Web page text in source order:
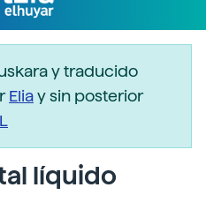
y traducido
Eliay sin posterior
líquido